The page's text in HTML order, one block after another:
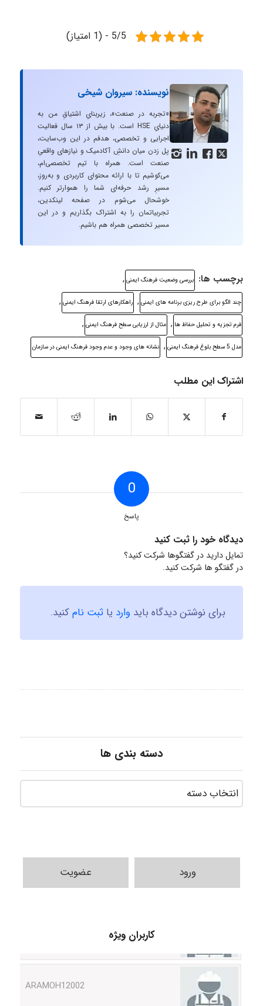
5/5 - (1 امتیاز)
   
نویسنده: سیروان شیخی
«تجربه در صنعت»، زیربنایِ اشتیاقِ من به
دنیایِ HSE است. با بیش از ۱۳ سال فعالیت
اجرایی و تخصصی، هدفم در این وب‌سایت،
پل زدن میان دانشِ آکادمیک و نیازهای واقعیِ
صنعت است. همراه با تیم تخصصی‌ام،
می‌کوشیم تا با ارائه محتوای کاربردی و به‌روز،
مسیرِ رشد حرفه‌ای شما را هموارتر کنیم.
خوشحال می‌شوم در صفحه لینکدین،
تجربیاتمان را به اشتراک بگذاریم و در این
مسیر تخصصی همراه هم باشیم.
برچسب ها: بررسی وضعیت فرهنگ ایمنی ,
چند الگو برای طرح ریزی برنامه های ایمنی , راهکارهای ارتقا فرهنگ ایمنی ,
فرم تجزیه و تحلیل حفاظ ها , مثال از ارزیابی سطح فرهنگ ایمنی ,
مدل 5 سطح بلوغ فرهنگ ایمنی , نشانه های وجود و عدم وجود فرهنگ ایمنی در سازمان
اشتراک این مطلب
0
پاسخ
دیدگاه خود را ثبت کنید
تمایل دارید در گفتگوها شرکت کنید؟
در گفتگو ها شرکت کنید.
برای نوشتن دیدگاه باید وارد یا ثبت نامکنید.
دسته بندی ها
ورود عضویت
کاربران ویژه